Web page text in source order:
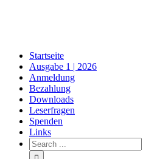
Startseite
Ausgabe 1 | 2026
Anmeldung
Bezahlung
Downloads
Leserfragen
Spenden
Links
Search
for: